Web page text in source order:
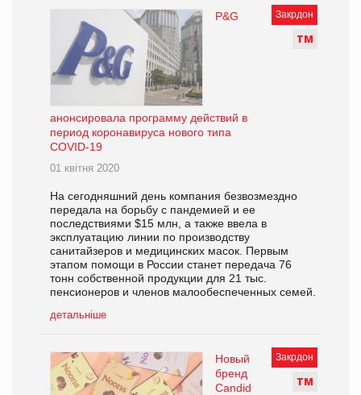
Закрдон
ТМ
P&G
анонсировала программу действий в
период коронавируса нового типа
COVID-19
01 квітня 2020
На сегодняшний день компания безвозмездно
передала на борьбу с пандемией и ее
последствиями $15 млн, а также ввела в
эксплуатацию линии по производству
санитайзеров и медицинских масок. Первым
этапом помощи в России станет передача 76
тонн собственной продукции для 21 тыс.
пенсионеров и членов малообеспеченных семей.
детальніше
Закрдон
ТМ
Новый
бренд
Candid